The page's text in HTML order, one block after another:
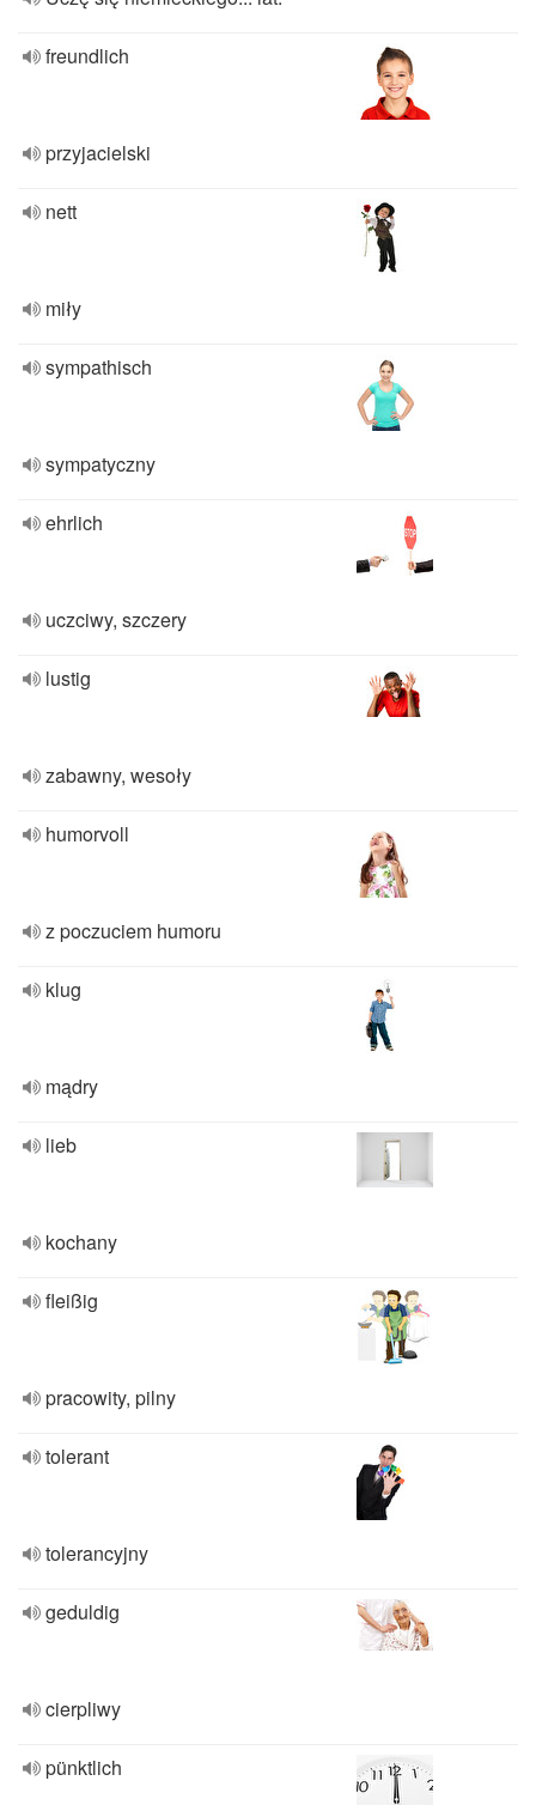
freundlich
przyjacielski
nett
miły
sympathisch
sympatyczny
ehrlich
uczciwy, szczery
lustig
zabawny, wesoły
humorvoll
z poczuciem humoru
klug
mądry
lieb
kochany
fleißig
pracowity, pilny
tolerant
tolerancyjny
geduldig
cierpliwy
pünktlich